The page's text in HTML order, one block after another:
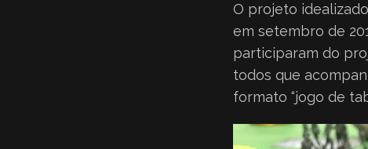
O projeto
em setembro de
participaram do
todos que
formato “jogo de